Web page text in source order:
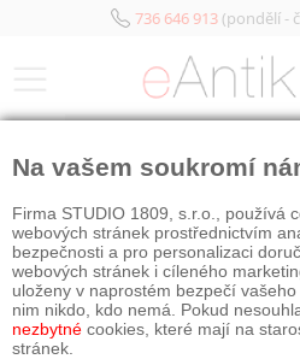
736 646 913(pondělí -
Na vašem soukromí
Firma STUDIO 1809, s.r.o., používá
webových stránek prostřednictvím
bezpečnosti a pro personalizaci
webových stránek i cíleného
uloženy v naprostém bezpečí
nim nikdo, kdo nemá. Pokud
nezbytné cookies, které mají na
stránek.